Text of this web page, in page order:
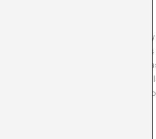
todo el tiempo.
estas discusiones en torno al Arte
y la ciudad contemporánea. Estos
obras, teniendo el cuidado de que
Y un poco más adelante en
para compartir con mis colegas,